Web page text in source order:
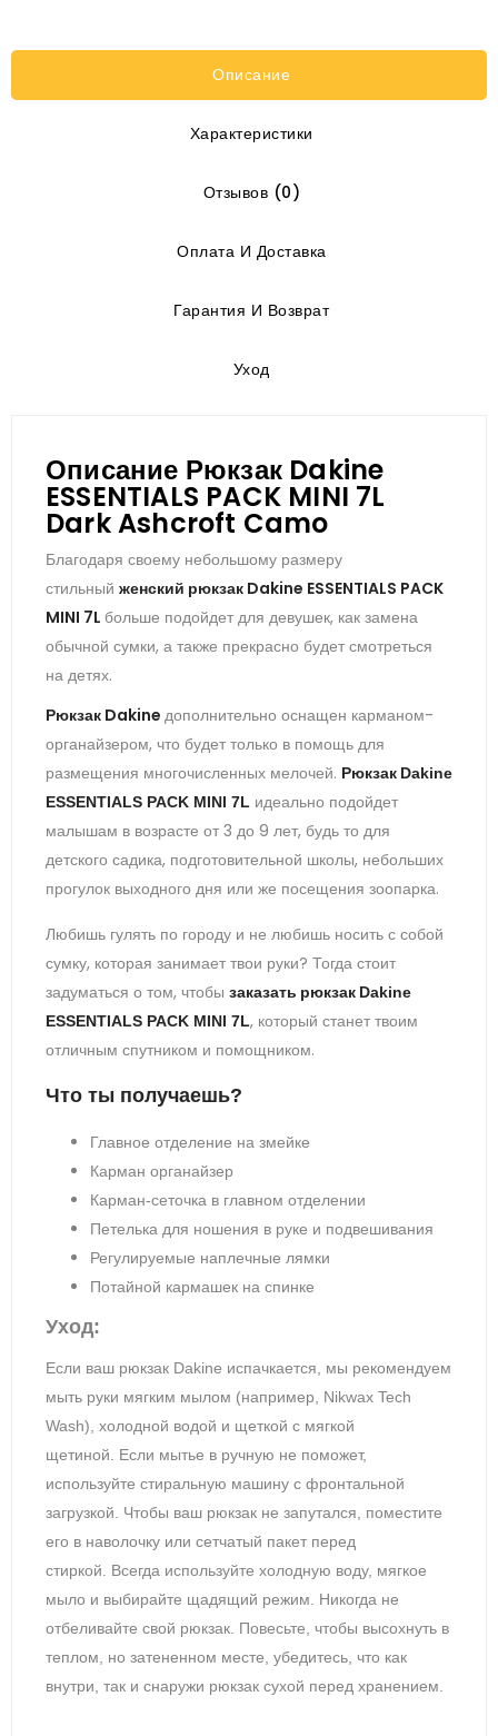
Описание
Характеристики
Отзывов (0)
Оплата И Доставка
Гарантия И Возврат
Уход
Описание Рюкзак Dakine
ESSENTIALS PACK MINI 7L
Dark Ashcroft Camo
Благодаря своему небольшому размеру
стильный женский рюкзак Dakine ESSENTIALS PACK
MINI 7L больше подойдет для девушек, как замена
обычной сумки, а также прекрасно будет смотреться
на детях.
Рюкзак Dakine дополнительно оснащен карманом-
органайзером, что будет только в помощь для
размещения многочисленных мелочей. Рюкзак Dakine
ESSENTIALS PACK MINI 7L идеально подойдет
малышам в возрасте от 3 до 9 лет, будь то для
детского садика, подготовительной школы, небольших
прогулок выходного дня или же посещения зоопарка.
Любишь гулять по городу и не любишь носить с собой
сумку, которая занимает твои руки? Тогда стоит
задуматься о том, чтобы заказать рюкзак Dakine
ESSENTIALS PACK MINI 7L, который станет твоим
отличным спутником и помощником.
Что ты получаешь?
Главное отделение на змейке
Карман органайзер
Карман-сеточка в главном отделении
Петелька для ношения в руке и подвешивания
Регулируемые наплечные лямки
Потайной кармашек на спинке
Уход:
Если ваш рюкзак Dakine испачкается, мы рекомендуем
мыть руки мягким мылом (например, Nikwax Tech
Wash), холодной водой и щеткой с мягкой
щетиной. Если мытье в ручную не поможет,
используйте стиральную машину с фронтальной
загрузкой. Чтобы ваш рюкзак не запутался, поместите
его в наволочку или сетчатый пакет перед
стиркой. Всегда используйте холодную воду, мягкое
мыло и выбирайте щадящий режим. Никогда не
отбеливайте свой рюкзак. Повесьте, чтобы высохнуть в
теплом, но затененном месте, убедитесь, что как
внутри, так и снаружи рюкзак сухой перед хранением.